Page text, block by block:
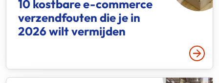
10 kostbare e-commerce
verzendfouten die je in
2026 wilt vermijden
Lees